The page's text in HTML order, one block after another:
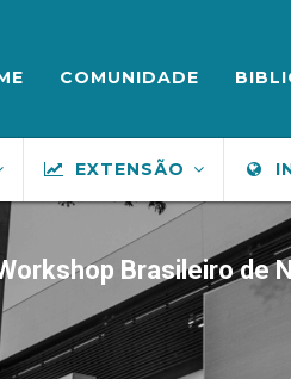
COMUNIDADE
EXTENSÃO
Brasileiro de